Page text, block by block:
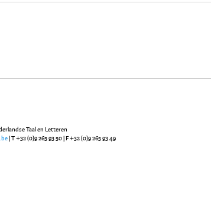
Taal en Letteren
| T +32 (0)9 265 93 50 | F +32 (0)9 265 93 49